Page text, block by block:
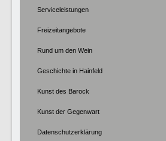
Serviceleistungen
Freizeitangebote
Rund um den Wein
Geschichte in Hainfeld
Kunst des Barock
Kunst der Gegenwart
Datenschutzerklärung